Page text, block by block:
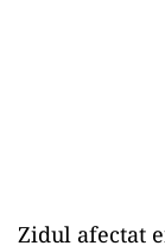
Zidul afectat